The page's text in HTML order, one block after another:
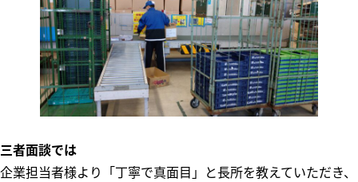
三者面談では
企業担当者様より「丁寧で真面目」と長所を教えていただき、